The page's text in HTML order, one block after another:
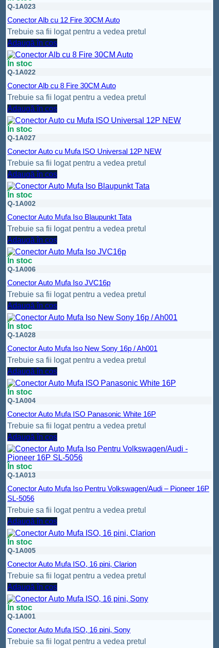
Q-1A023
Conector Alb cu 12 Fire 30CM Auto
Trebuie sa fii logat pentru a vedea pretul
Adaugă în coș
În stoc
Q-1A022
Conector Alb cu 8 Fire 30CM Auto
Trebuie sa fii logat pentru a vedea pretul
Adaugă în coș
În stoc
Q-1A027
Conector Auto cu Mufa ISO Universal 12P NEW
Trebuie sa fii logat pentru a vedea pretul
Adaugă în coș
În stoc
Q-1A002
Conector Auto Mufa Iso Blaupunkt Tata
Trebuie sa fii logat pentru a vedea pretul
Adaugă în coș
În stoc
Q-1A006
Conector Auto Mufa Iso JVC16p
Trebuie sa fii logat pentru a vedea pretul
Adaugă în coș
În stoc
Q-1A028
Conector Auto Mufa Iso New Sony 16p / Ah001
Trebuie sa fii logat pentru a vedea pretul
Adaugă în coș
În stoc
Q-1A004
Conector Auto Mufa ISO Panasonic White 16P
Trebuie sa fii logat pentru a vedea pretul
Adaugă în coș
În stoc
Q-1A013
Conector Auto Mufa Iso Pentru Volkswagen/Audi – Pioneer 16P
SL-5056
Trebuie sa fii logat pentru a vedea pretul
Adaugă în coș
În stoc
Q-1A005
Conector Auto Mufa ISO, 16 pini, Clarion
Trebuie sa fii logat pentru a vedea pretul
Adaugă în coș
În stoc
Q-1A001
Conector Auto Mufa ISO, 16 pini, Sony
Trebuie sa fii logat pentru a vedea pretul